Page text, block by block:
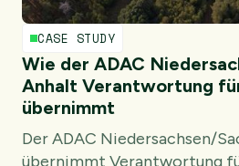
CASE STUDY
Wie der ADAC
Anhalt Verantwortung
übernimmt
Der ADAC Niedersachsen/
übernimmt Verantwortung